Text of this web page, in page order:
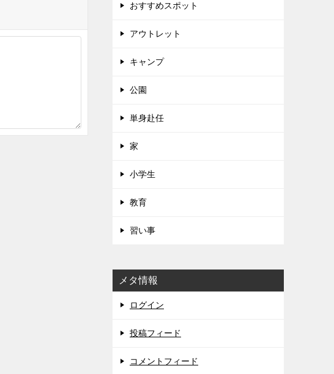
おすすめスポット
アウトレット
キャンプ
公園
単身赴任
家
小学生
教育
習い事
メタ情報
ログイン
投稿フィード
コメントフィード